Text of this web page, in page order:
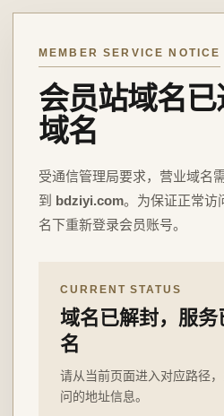
MEMBER SERVICE NOTICE
会员站域名
域名
受通信管理局要求，营业域名
到 bdziyi.com。为保证正常访
名下重新登录会员账号。
CURRENT STATUS
域名已解封，服
名
请从当前页面进入对应路径
问的地址信息。